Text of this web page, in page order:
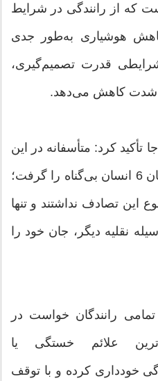
که از رانندگی در شرایط
هوشیاری به‌طور جدی
شرایطی قدرت تصمیم‌گیری،
شدت کاهش می‌دهد.
تأکید کرد: متأسفانه در این
سانحه، یک خطای انسانی جان 6 انسان بی‌گناه را گرفت؛
این تصادف نداشتند و تنها
نقلیه دیگر، جان خود را
رانندگان خواست در
علائم خستگی یا
خودداری کرده و با توقف